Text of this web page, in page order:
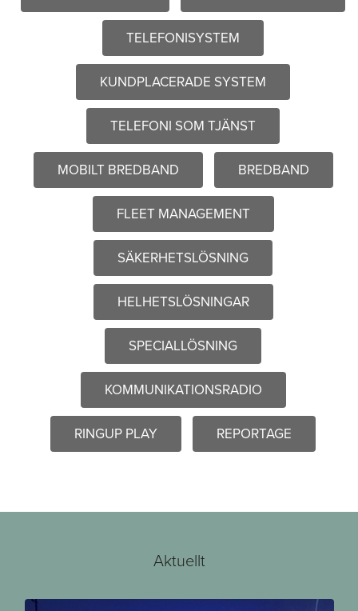
TELEFONISYSTEM
KUNDPLACERADE SYSTEM
TELEFONI SOM TJÄNST
MOBILT BREDBAND BREDBAND
FLEET MANAGEMENT
SÄKERHETSLÖSNING
HELHETSLÖSNINGAR
SPECIALLÖSNING
KOMMUNIKATIONSRADIO
RINGUP PLAY REPORTAGE
Aktuellt